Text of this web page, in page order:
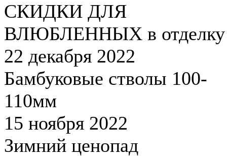
СКИДКИ ДЛЯ
ВЛЮБЛЕННЫХ в отделку
22 декабря 2022
Бамбуковые стволы 100-
110мм
15 ноября 2022
Зимний ценопад